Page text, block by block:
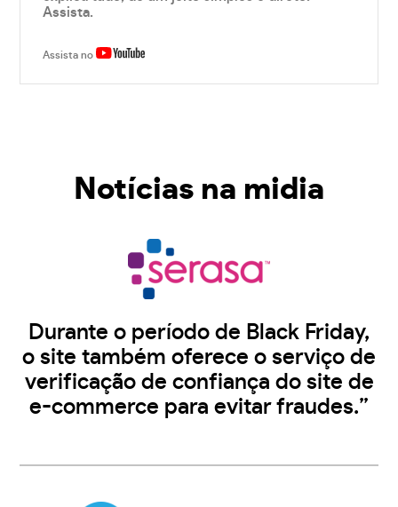
Assista.
Assista no
Notícias na midia
Durante o período de Black Friday,
o site também oferece o serviço de
verificação de confiança do site de
e-commerce para evitar fraudes.”